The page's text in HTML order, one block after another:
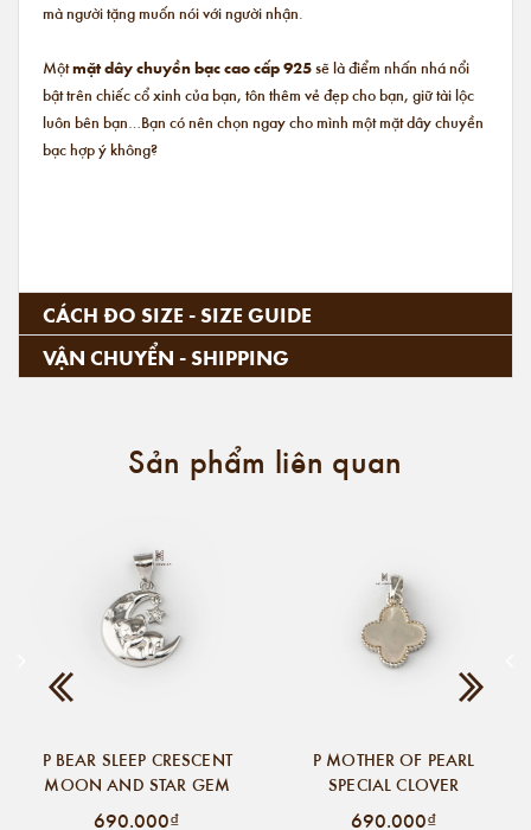
mà người tặng muốn nói với người nhận.
Mộtmặt dây chuyền bạc cao cấp 925sẽ là điểm nhấn nhá nổi
bật trên chiếc cổ xinh của bạn, tôn thêm vẻ đẹp cho bạn, giữ tài lộc
luôn bên bạn…Bạn có nên chọn ngay cho mình một mặt dây chuyền
bạc hợp ý không?
CÁCH ĐO SIZE - SIZE GUIDE
VẬN CHUYỂN - SHIPPING
Sản phẩm liên quan
P BEAR SLEEP CRESCENT
MOON AND STAR GEM
690.000₫
P MOTHER OF PEARL
SPECIAL CLOVER
690.000₫